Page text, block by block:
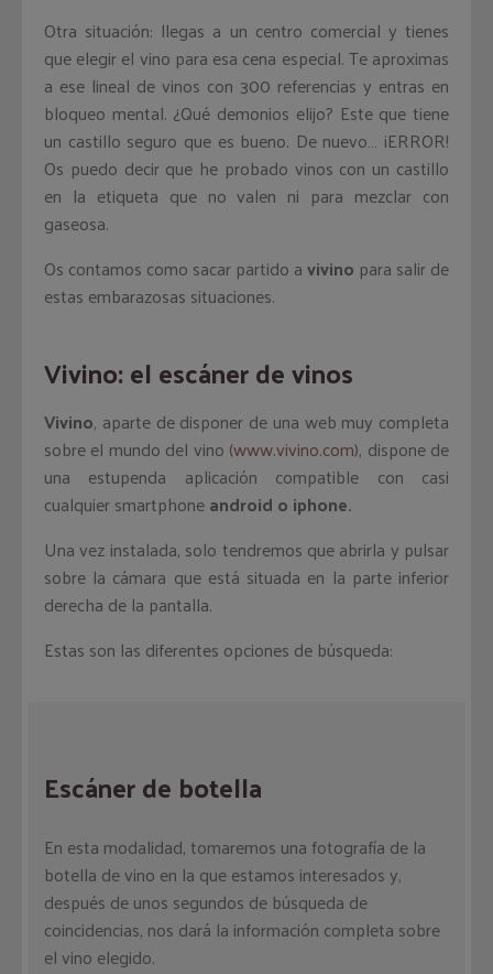
Otra situación: llegas a un centro comercial y tienes
que elegir el vino para esa cena especial. Te aproximas
a ese lineal de vinos con 300 referencias y entras en
bloqueo mental. ¿Qué demonios elijo? Este que tiene
un castillo seguro que es bueno. De nuevo… ¡ERROR!
Os puedo decir que he probado vinos con un castillo
en la etiqueta que no valen ni para mezclar con
gaseosa.
Os contamos como sacar partido avivino para salir de
estas embarazosas situaciones.
Vivino: el escáner de vinos
Vivino, aparte de disponer de una web muy completa
sobre el mundo del vino (www.vivino.com), dispone de
una estupenda aplicación compatible con casi
cualquier smartphoneandroid o iphone.
Una vez instalada, solo tendremos que abrirla y pulsar
sobre la cámara que está situada en la parte inferior
derecha de la pantalla.
Estas son las diferentes opciones de búsqueda:
Escáner de botella
En esta modalidad, tomaremos una fotografía de la
botella de vino en la que estamos interesados y,
después de unos segundos de búsqueda de
coincidencias, nos dará la información completa sobre
el vino elegido.